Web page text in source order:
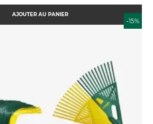
AJOUTER AU PANIER
-15%